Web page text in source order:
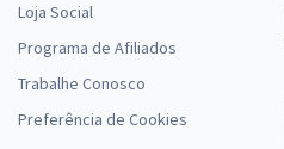
Loja Social
Programa de Afiliados
Trabalhe Conosco
Preferência de Cookies